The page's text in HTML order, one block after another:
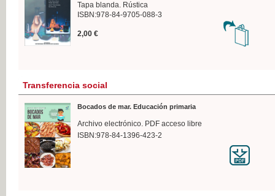
Tapa blanda. Rústica
ISBN:978-84-9705-088-3
2,00 €
Transferencia social
Bocados de mar. Educación primaria
Archivo electrónico. PDF acceso libre
ISBN:978-84-1396-423-2